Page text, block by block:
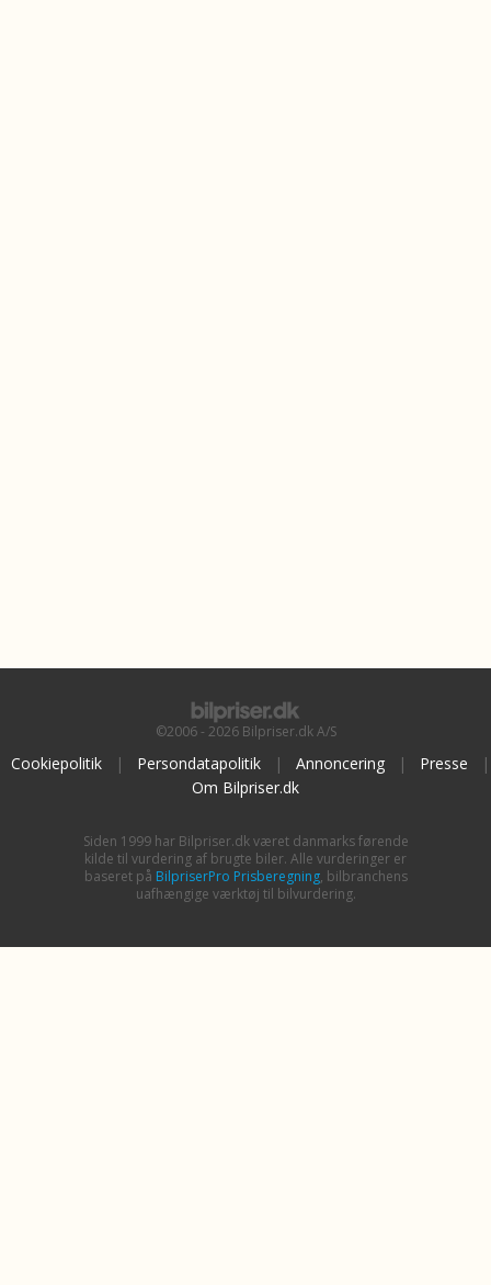
©2006 - 2026 Bilpriser.dk A/S
Cookiepolitik | Persondatapolitik | Annoncering | Presse
|
Om Bilpriser.dk
Siden 1999 har Bilpriser.dk været danmarks førende
kilde til vurdering af brugte biler. Alle vurderinger er
baseret på BilpriserPro Prisberegning, bilbranchens
uafhængige værktøj til bilvurdering.